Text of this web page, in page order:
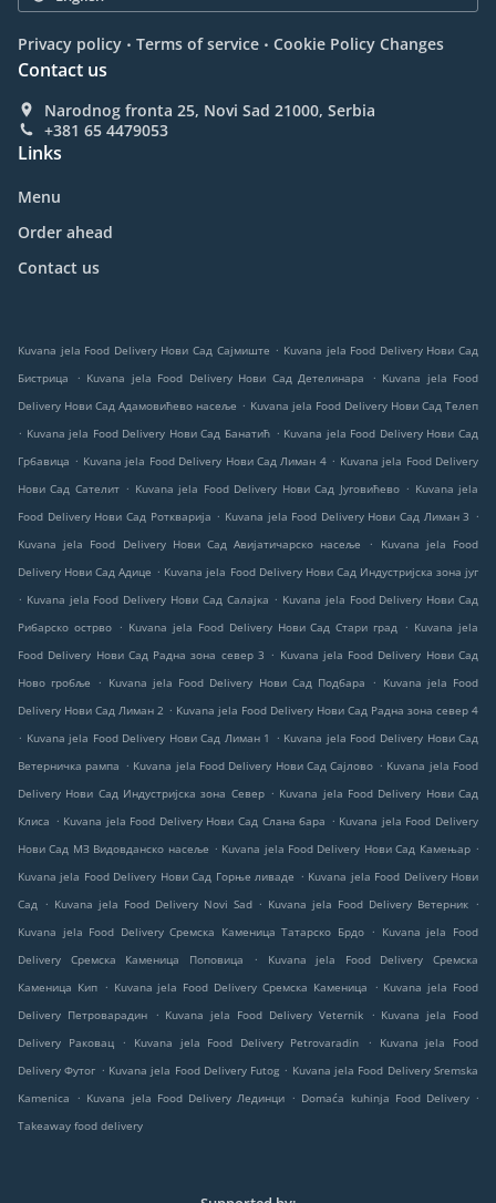
Privacy policy . Terms of service . Cookie Policy Changes
Contact us
Narodnog fronta 25, Novi Sad 21000, Serbia
+381 65 4479053
Links
Menu
Order ahead
Contact us
Kuvana jela Food Delivery Нови Сад Сајмиште . Kuvana jela Food Delivery Нови Сад
Бистрица
. Kuvana jela Food Delivery Нови Сад Детелинара . Kuvana jela Food
Delivery Нови Сад Адамовићево насеље . Kuvana jela Food Delivery Нови Сад Телеп
. Kuvana jela Food Delivery Нови Сад Банатић . Kuvana jela Food Delivery Нови Сад
Грбавица . Kuvana jela Food Delivery Нови Сад Лиман 4 . Kuvana jela Food Delivery
Нови Сад Сателит . Kuvana jela Food Delivery Нови Сад Југовићево . Kuvana jela
Food Delivery Нови Сад Роткварија . Kuvana jela Food Delivery Нови Сад Лиман 3 .
Kuvana jela Food Delivery Нови Сад Авијатичарско насеље
.
Kuvana jela Food
Delivery Нови Сад Адице . Kuvana jela Food Delivery Нови Сад Индустријска зона југ
. Kuvana jela Food Delivery Нови Сад Салајка . Kuvana jela Food Delivery Нови Сад
Рибарско острво . Kuvana jela Food Delivery Нови Сад Стари град . Kuvana jela
Food Delivery Нови Сад Радна зона север 3 . Kuvana jela Food Delivery Нови Сад
Ново гробље
. Kuvana jela Food Delivery Нови Сад Подбара . Kuvana jela Food
Delivery Нови Сад Лиман 2 . Kuvana jela Food Delivery Нови Сад Радна зона север 4
. Kuvana jela Food Delivery Нови Сад Лиман 1 . Kuvana jela Food Delivery Нови Сад
Ветерничка рампа . Kuvana jela Food Delivery Нови Сад Сајлово . Kuvana jela Food
Delivery Нови Сад Индустријска зона Север . Kuvana jela Food Delivery Нови Сад
Клиса . Kuvana jela Food Delivery Нови Сад Слана бара . Kuvana jela Food Delivery
Нови Сад МЗ Видовданско насеље . Kuvana jela Food Delivery Нови Сад Камењар .
Kuvana jela Food Delivery Нови Сад Горње ливаде . Kuvana jela Food Delivery Нови
Сад . Kuvana jela Food Delivery Novi Sad . Kuvana jela Food Delivery Ветерник .
Kuvana jela Food Delivery Сремска Каменица Татарско Брдо . Kuvana jela Food
Delivery Сремска Каменица Поповица
.
Kuvana jela Food Delivery Сремска
Каменица Кип . Kuvana jela Food Delivery Сремска Каменица . Kuvana jela Food
Delivery Петроварадин
. Kuvana jela Food Delivery Veternik . Kuvana jela Food
Delivery Раковац
. Kuvana jela Food Delivery Petrovaradin .
Kuvana jela Food
Delivery Футог . Kuvana jela Food Delivery Futog . Kuvana jela Food Delivery Sremska
Kamenica
. Kuvana jela Food Delivery Лединци . Domaća kuhinja Food Delivery .
Takeaway food delivery